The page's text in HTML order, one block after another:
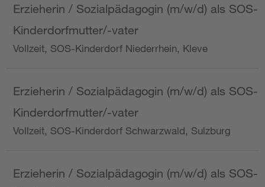
Erzieherin / Sozialpädagogin (m/w/d) als SOS-
Kinderdorfmutter/-vater
Vollzeit, SOS-Kinderdorf Niederrhein, Kleve
Erzieherin / Sozialpädagogin (m/w/d) als SOS-
Kinderdorfmutter/-vater
Vollzeit, SOS-Kinderdorf Schwarzwald, Sulzburg
Erzieherin / Sozialpädagogin (m/w/d) als SOS-